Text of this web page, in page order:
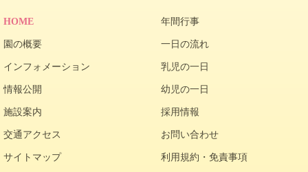
HOME
園の概要
インフォメーション
情報公開
施設案内
交通アクセス
サイトマップ
年間行事
一日の流れ
乳児の一日
幼児の一日
採用情報
お問い合わせ
利用規約・免責事項